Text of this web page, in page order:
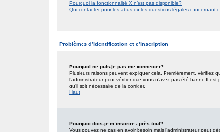
Pourquoi la fonctionnalité X n’est pas disponible?
Qui contacter pour les abus ou les questions légales concernant
Problèmes d’identification et d’inscription
Pourquoi ne puis-je pas me connecter?
Plusieurs raisons peuvent expliquer cela. Premièrement, vérifiez
l’administrateur pour vérifier que vous n’avez pas été banni. Il
qu’il soit nécessaire de la corriger.
Haut
Pourquoi dois-je m’inscrire après tout?
Vous pouvez ne pas en avoir besoin mais l’administrateur peut